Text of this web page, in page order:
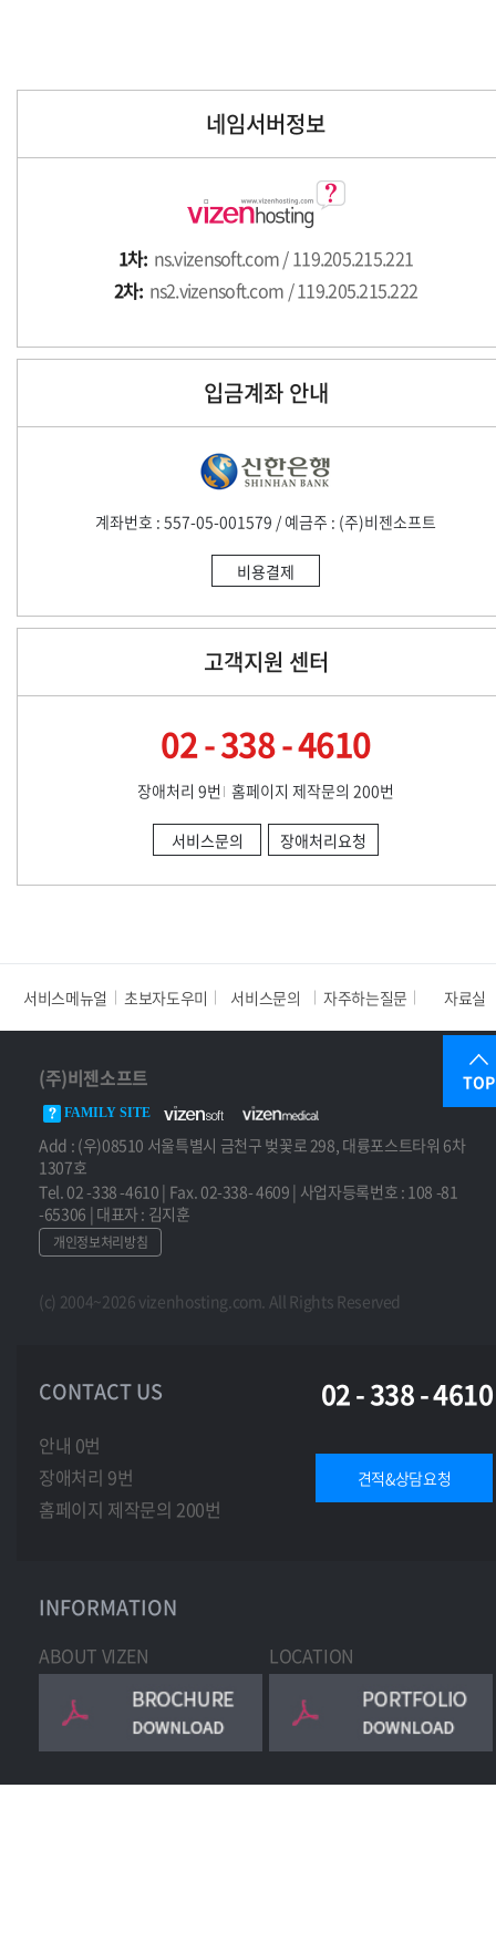
네임서버정보
1차: ns.vizensoft.com / 119.205.215.221
2차: ns2.vizensoft.com / 119.205.215.222
입금계좌 안내
계좌번호 : 557-05-001579 / 예금주 : (주)비젠소프트
비용결제
고객지원 센터
02 - 338 - 4610
장애처리 9번 홈페이지 제작문의 200번
서비스문의 장애처리요청
서비스메뉴얼 초보자도우미 서비스문의 자주하는질문 자료실
TOP
(주)비젠소프트
FAMILY SITE
Add : (우)08510 서울특별시 금천구 벚꽃로 298, 대륭포스트타워 6차
1307호
Tel. 02 -338 -4610 | Fax. 02-338- 4609 | 사업자등록번호 : 108 -81
-65306 | 대표자 : 김지훈
개인정보처리방침
(c) 2004~2026 vizenhosting.com. All Rights Reserved
CONTACT US 02 - 338 - 4610
안내 0번
장애처리 9번
홈페이지 제작문의 200번
견적&상담요청
INFORMATION
ABOUT VIZEN LOCATION